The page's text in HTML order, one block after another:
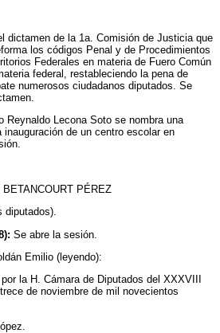
dictamen de la 1a. Comisión de Justicia que
los códigos Penal y de Procedimientos
Federales en materia de Fuero Común
federal, restableciendo la pena de
numerosos ciudadanos diputados. Se
Reynaldo Lecona Soto se nombra una
de un centro escolar en
PÉREZ
diputados).
Se abre la sesión.
Emilio (leyendo):
la H. Cámara de Diputados del XXXVIII
de noviembre de mil novecientos